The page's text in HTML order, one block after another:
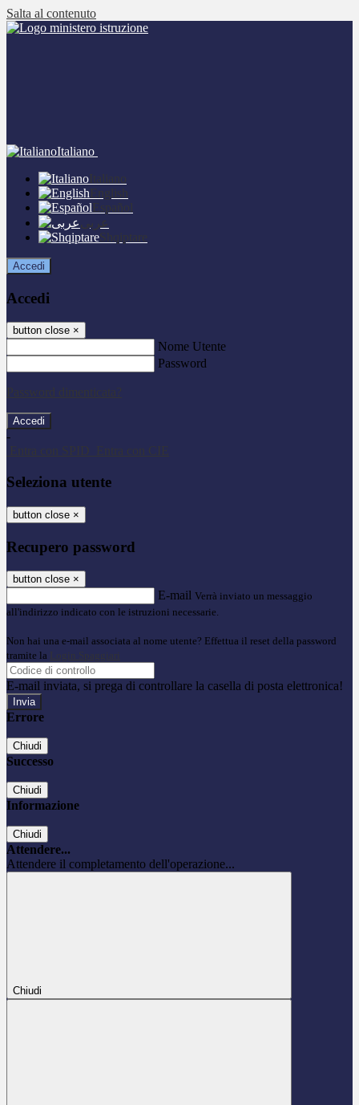
Salta al contenuto
Italiano
Italiano
English
Español
عربى
Shqiptare
Accedi
Accedi
button close ×
Nome Utente
Password
Password dimenticata?
-
Entra con SPID
Entra con CIE
Seleziona utente
button close ×
Recupero password
button close ×
E-mail Verrà inviato un messaggio
all'indirizzo indicato con le istruzioni necessarie.
Non hai una e-mail associata al nome utente? Effettua il reset della password
tramite la Login Spaggiari
E-mail inviata, si prega di controllare la casella di posta elettronica!
Errore
Chiudi
Successo
Chiudi
Informazione
Chiudi
Attendere...
Attendere il completamento dell'operazione...
Chiudi